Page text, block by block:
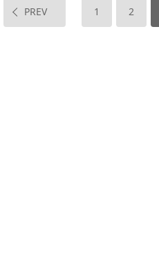
PREV 1 2